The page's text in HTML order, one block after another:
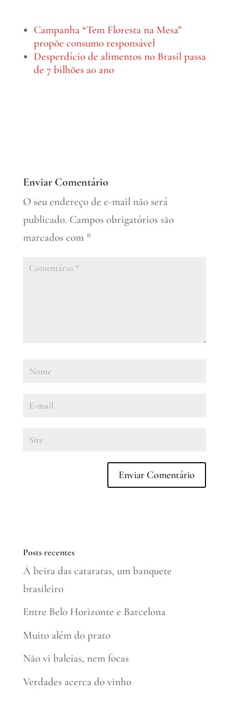
Campanha “Tem Floresta na Mesa”
propõe consumo responsável
Desperdício de alimentos no Brasil passa
de 7 bilhões ao ano
Enviar Comentário
O seu endereço de e-mail não será
publicado. Campos obrigatórios são
marcados com *
Posts recentes
À beira das cataratas, um banquete
brasileiro
Entre Belo Horizonte e Barcelona
Muito além do prato
Não vi baleias, nem focas
Verdades acerca do vinho